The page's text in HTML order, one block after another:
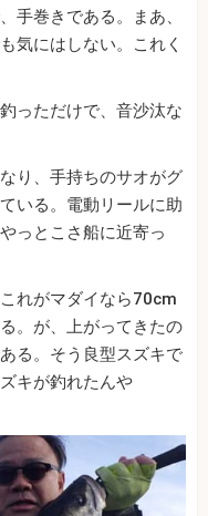
手巻きである。まあ、
気にはしない。これく
っただけで、音沙汰な
り、手持ちのサオがグ
いる。電動リールに助
っとこさ船に近寄っ
れがマダイなら70cm
。が、上がってきたの
る。そう良型スズキで
キが釣れたんや